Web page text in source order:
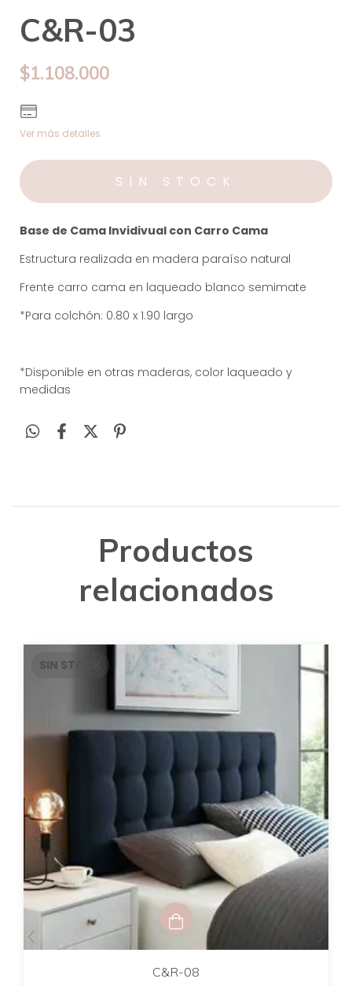
C&R-03
$1.108.000
Ver más detalles
Base de Cama Invidivual con Carro Cama
Estructura realizada en madera paraíso natural
Frente carro cama en laqueado blanco semimate
*Para colchón: 0.80 x 1.90 largo
*Disponible en otras maderas, color laqueado y
medidas
Productos
relacionados
SIN STOCK
C&R-08